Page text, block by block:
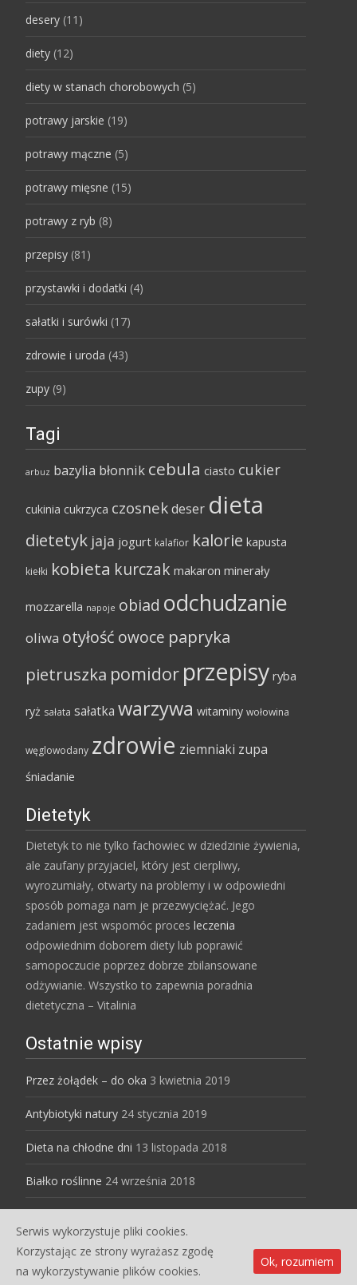
desery (11)
diety (12)
diety w stanach chorobowych (5)
potrawy jarskie (19)
potrawy mączne (5)
potrawy mięsne (15)
potrawy z ryb (8)
przepisy (81)
przystawki i dodatki (4)
sałatki i surówki (17)
zdrowie i uroda (43)
zupy (9)
Tagi
arbuz bazylia błonnik cebula ciasto cukier
cukinia cukrzyca czosnekdeser dieta
dietetyk jaja jogurt kalafior kalorie kapusta
kiełki kobieta kurczak makaron minerały
mozzarella napoje obiad odchudzanie
oliwa otyłość owoce papryka
pietruszka pomidor przepisy ryba
ryż sałata sałatka warzywa witaminy wołowina
węglowodany zdrowie ziemniaki zupa
śniadanie
Dietetyk
Dietetyk to nie tylko fachowiec w dziedzinie żywienia,
ale zaufany przyjaciel, który jest cierpliwy,
wyrozumiały, otwarty na problemy i w odpowiedni
sposób pomaga nam je przezwyciężać. Jego
zadaniem jest wspomóc proces leczenia
odpowiednim doborem diety lub poprawić
samopoczucie poprzez dobrze zbilansowane
odżywianie. Wszystko to zapewnia poradnia
dietetyczna – Vitalinia
Ostatnie wpisy
Przez żołądek – do oka 3 kwietnia 2019
Antybiotyki natury 24 stycznia 2019
Dieta na chłodne dni 13 listopada 2018
Białko roślinne 24 września 2018
Copyright © Dietetyk dla Ciebie
Powered by WordPress , Designed and Developed by
templatesnext
Serwis wykorzystuje pliki cookies.
Korzystając ze strony wyrażasz zgodę
na wykorzystywanie plików cookies.
Ok, rozumiem